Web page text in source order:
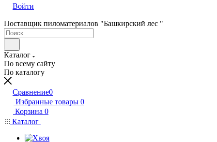
Войти
Поставщик пиломатериалов "Башкирский лес "
Каталог
По всему сайту
По каталогу
Сравнение0
Избранные товары 0
Корзина 0
Каталог